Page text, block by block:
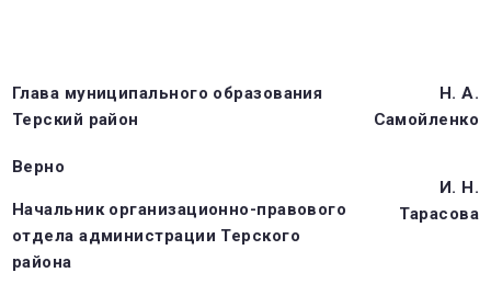
Глава муниципального образования
Терский район
Н. А.
Самойленко
Верно
Начальник организационно-правового
отдела администрации Терского
района
И. Н.
Тарасова